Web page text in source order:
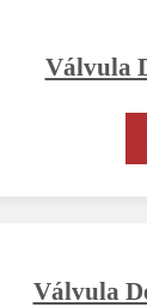
Válvula
Válvula